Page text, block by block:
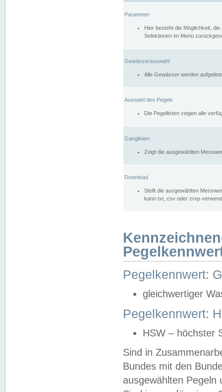
Parameter
Hier besteht die Möglichkeit,
Selektionen im Menü
Gewässerauswahl
Alle Gewässer werden
Auswahl des Pegels
Die Pegellisten zeigen alle
Ganglinien
Zeigt die ausgewählten
Download
Stellt die ausgewählten
kann txt, csv oder zrxp
Pegelkennwert:
gleichwertiger
Pegelkennwert:
HSW – höchster
Sind in
Bundes mit den
ausgewählten